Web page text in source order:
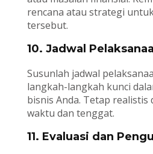
rencana atau strategi
tersebut.
10. Jadwal
Susunlah jadwal
langkah-langkah kunci
bisnis Anda. Tetap realistis
waktu dan tenggat.
11. Evaluasi dan